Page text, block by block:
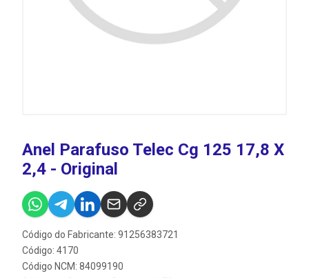
Anel Parafuso Telec Cg 125 17,8 X
2,4 - Original
Código do Fabricante: 91256383721
Código: 4170
Código NCM: 84099190